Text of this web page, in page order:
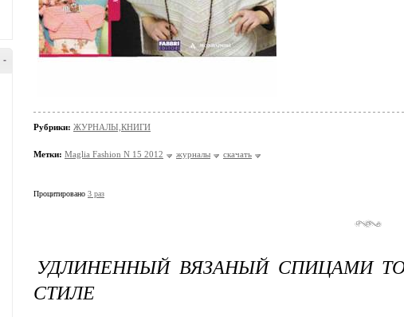
-
Рубрики: ЖУРНАЛЫ,КНИГИ
Метки: Maglia Fashion N 15 2012 журналы скачать
Процитировано 3 раз
УДЛИНЕННЫЙ ВЯЗАНЫЙ СПИЦАМИ
СТИЛЕ